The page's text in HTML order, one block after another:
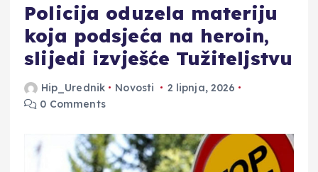
Policija oduzela materiju
koja podsjeća na heroin,
slijedi izvješće Tužiteljstvu
Hip_Urednik Novosti
2 lipnja, 2026
0 Comments